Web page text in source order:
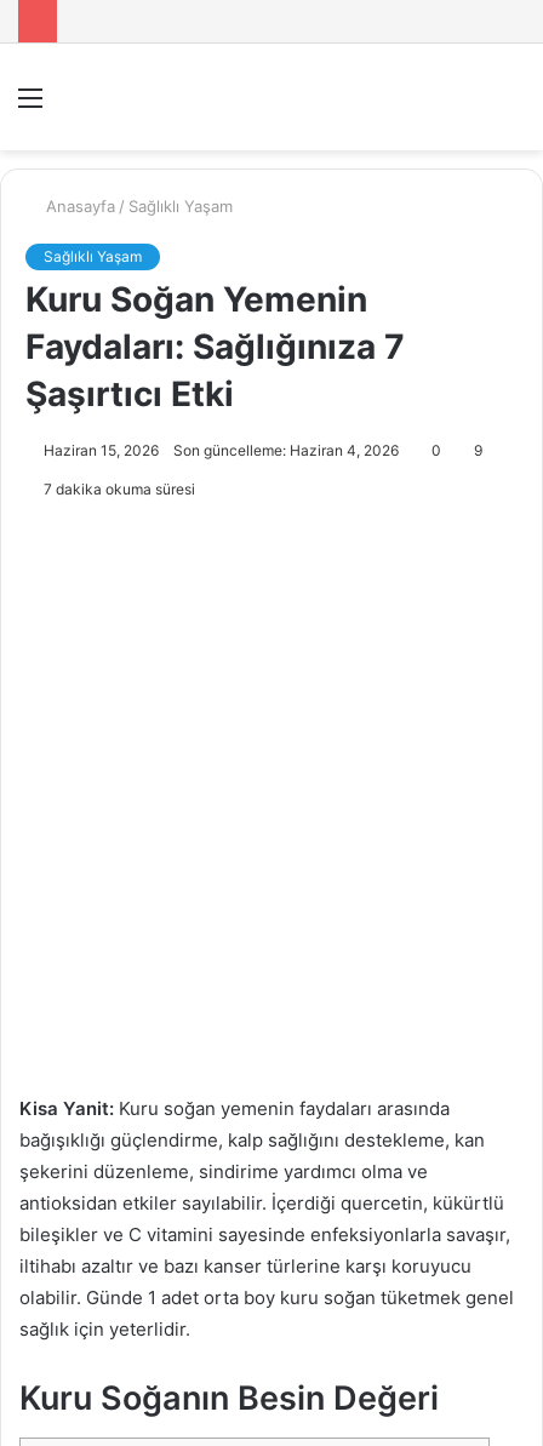
...
Anasayfa / Sağlıklı Yaşam
Sağlıklı Yaşam
Kuru Soğan Yemenin
Faydaları: Sağlığınıza 7
Şaşırtıcı Etki
Haziran 15, 2026 Son güncelleme: Haziran 4, 2026 0 9
7 dakika okuma süresi
Kisa Yanit: Kuru soğan yemenin faydaları arasında
bağışıklığı güçlendirme, kalp sağlığını destekleme, kan
şekerini düzenleme, sindirime yardımcı olma ve
antioksidan etkiler sayılabilir. İçerdiği quercetin, kükürtlü
bileşikler ve C vitamini sayesinde enfeksiyonlarla savaşır,
iltihabı azaltır ve bazı kanser türlerine karşı koruyucu
olabilir. Günde 1 adet orta boy kuru soğan tüketmek genel
sağlık için yeterlidir.
Kuru Soğanın Besin Değeri